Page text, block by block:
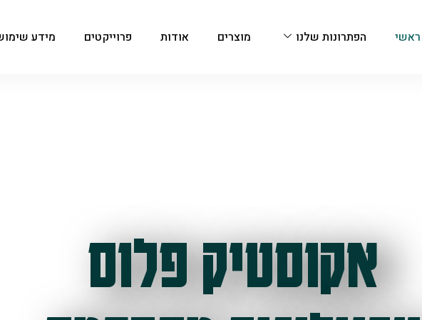
ראשי הפתרונות שלנו מוצרים אודות פרוייקטים מידע
אקוסטיק פלוס